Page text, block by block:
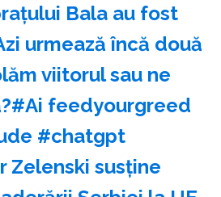
Bala au fost
urmează încă două
viitorul sau ne
feedyourgreed
#chatgpt
Zelenski susţine